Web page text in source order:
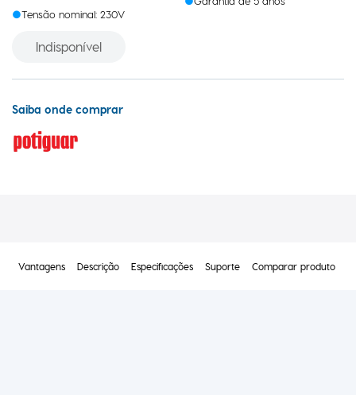
Tensão nominal: 230V
Indisponível
Saiba onde comprar
Vantagens Descrição Especificações Suporte Comparar produto